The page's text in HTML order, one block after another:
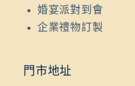
婚宴派對到會
企業禮物訂製
門市地址